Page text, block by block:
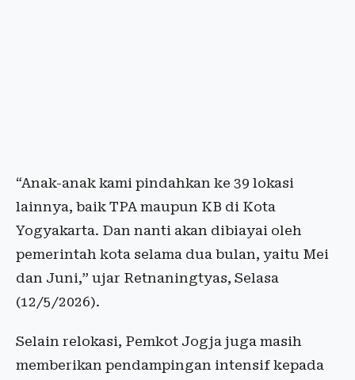
“Anak-anak kami pindahkan ke 39 lokasi
lainnya, baik TPA maupun KB di Kota
Yogyakarta. Dan nanti akan dibiayai oleh
pemerintah kota selama dua bulan, yaitu Mei
dan Juni,” ujar Retnaningtyas, Selasa
(12/5/2026).
Selain relokasi, Pemkot Jogja juga masih
memberikan pendampingan intensif kepada